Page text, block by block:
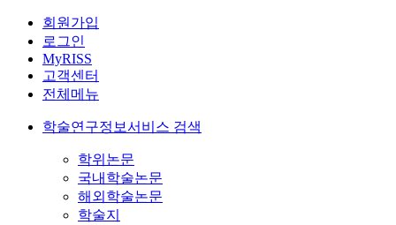
회원가입
로그인
MyRISS
고객센터
전체메뉴
학술연구정보서비스 검색
학위논문
국내학술논문
해외학술논문
학술지